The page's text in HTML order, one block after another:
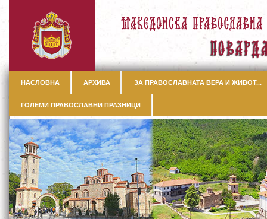
НАСЛОВНА АРХИВА ЗА ПРАВОСЛАВНАТА ВЕРА И ЖИВОТ...
ГОЛЕМИ ПРАВОСЛАВНИ ПРАЗНИЦИ